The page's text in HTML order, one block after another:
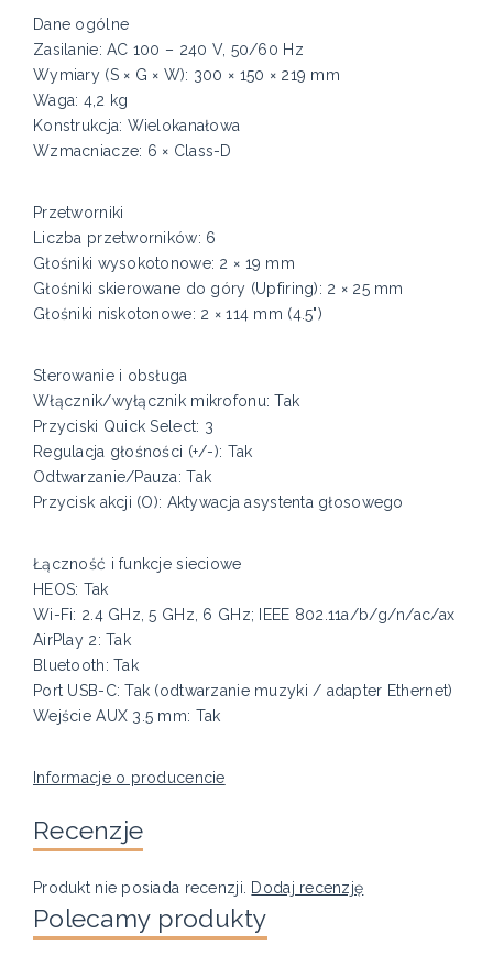
Dane ogólne
Zasilanie: AC 100 – 240 V, 50/60 Hz
Wymiary (S × G × W): 300 × 150 × 219 mm
Waga: 4,2 kg
Konstrukcja: Wielokanałowa
Wzmacniacze: 6 × Class-D
Przetworniki
Liczba przetworników: 6
Głośniki wysokotonowe: 2 × 19 mm
Głośniki skierowane do góry (Upfiring): 2 × 25 mm
Głośniki niskotonowe: 2 × 114 mm (4.5")
Sterowanie i obsługa
Włącznik/wyłącznik mikrofonu: Tak
Przyciski Quick Select: 3
Regulacja głośności (+/-): Tak
Odtwarzanie/Pauza: Tak
Przycisk akcji (O): Aktywacja asystenta głosowego
Łączność i funkcje sieciowe
HEOS: Tak
Wi-Fi: 2.4 GHz, 5 GHz, 6 GHz; IEEE 802.11a/b/g/n/ac/ax
AirPlay 2: Tak
Bluetooth: Tak
Port USB-C: Tak (odtwarzanie muzyki / adapter Ethernet)
Wejście AUX 3.5 mm: Tak
Informacje o producencie
Recenzje
Produkt nie posiada recenzji. Dodaj recenzję
Polecamy produkty